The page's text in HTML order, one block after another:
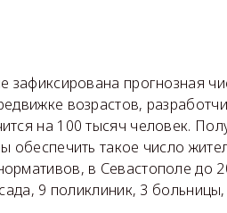
зафиксирована прогнозная
возрастов,
на 100 тысяч человек.
обеспечить такое число
в Севастополе до
9 поликлиник, 3